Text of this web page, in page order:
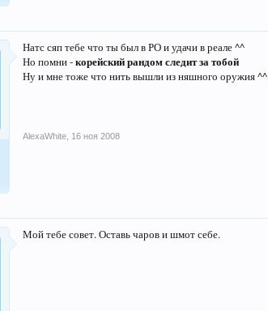
Натс сяп тебе что ты был в РО и удачи в реале ^^
Но помни -корейский рандом следит за тобой
Ну и мне тоже что нить вышли из няшного оружия ^^
AlexaWhite 16 ноя 2008
Мой тебе совет. Оставь чаров и шмот себе.